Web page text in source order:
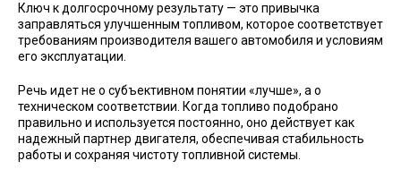
Ключ к долгосрочному результату — это привычка
заправляться улучшенным топливом, которое соответствует
требованиям производителя вашего автомобиля и условиям
его эксплуатации.
Речь идет не о субъективном понятии «лучше», а о
техническом соответствии. Когда топливо подобрано
правильно и используется постоянно, оно действует как
надежный партнер двигателя, обеспечивая стабильность
работы и сохраняя чистоту топливной системы.